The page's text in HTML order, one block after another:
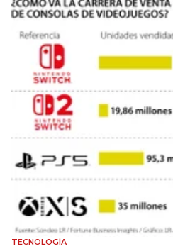
TECNOLOGÍA